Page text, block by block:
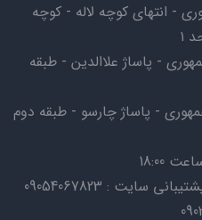
- انتهای کوچه لاله - کوچه
- پاساژ علاالدین - طبقه
- پاساژ چارسو - طبقه دوم
سایت : 09054067823